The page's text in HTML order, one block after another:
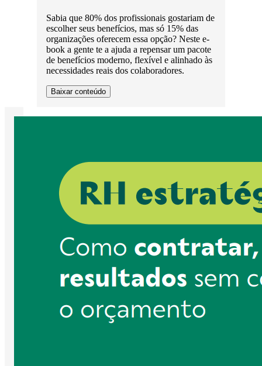
Sabia que 80% dos profissionais gostariam de
escolher seus benefícios, mas só 15% das
organizações oferecem essa opção? Neste e-
book a gente te a ajuda a repensar um pacote
de benefícios moderno, flexível e alinhado às
necessidades reais dos colaboradores.
Baixar conteúdo
Saúde Mental e Cultura Organizacional